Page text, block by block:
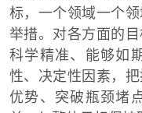
标，一个领域一个
举措。对各方面的
科学精准、能够如
性、决定性因素，
优势、突破瓶颈堵